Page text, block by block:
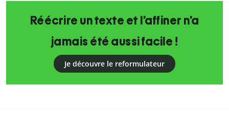
Réécrire un texte et l’affiner n’a
jamais été aussi facile !
Je découvre le reformulateur